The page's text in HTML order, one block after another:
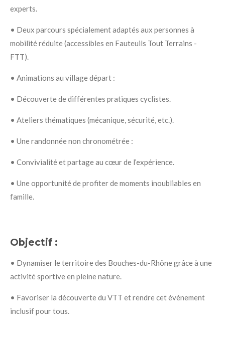
experts.
• Deux parcours spécialement adaptés aux personnes à
mobilité réduite(accessibles en Fauteuils Tout Terrains -
FTT).
• Animations au village départ :
• Découverte de différentes pratiques cyclistes.
• Ateliers thématiques (mécanique, sécurité, etc.).
• Une randonnée non chronométrée :
• Convivialité et partage au cœur de l’expérience.
• Une opportunité de profiter de moments inoubliables en
famille.
Objectif :
• Dynamiser le territoire des Bouches-du-Rhône grâce à une
activité sportive en pleine nature.
• Favoriser la découverte du VTT et rendre cet événement
inclusif pour tous.